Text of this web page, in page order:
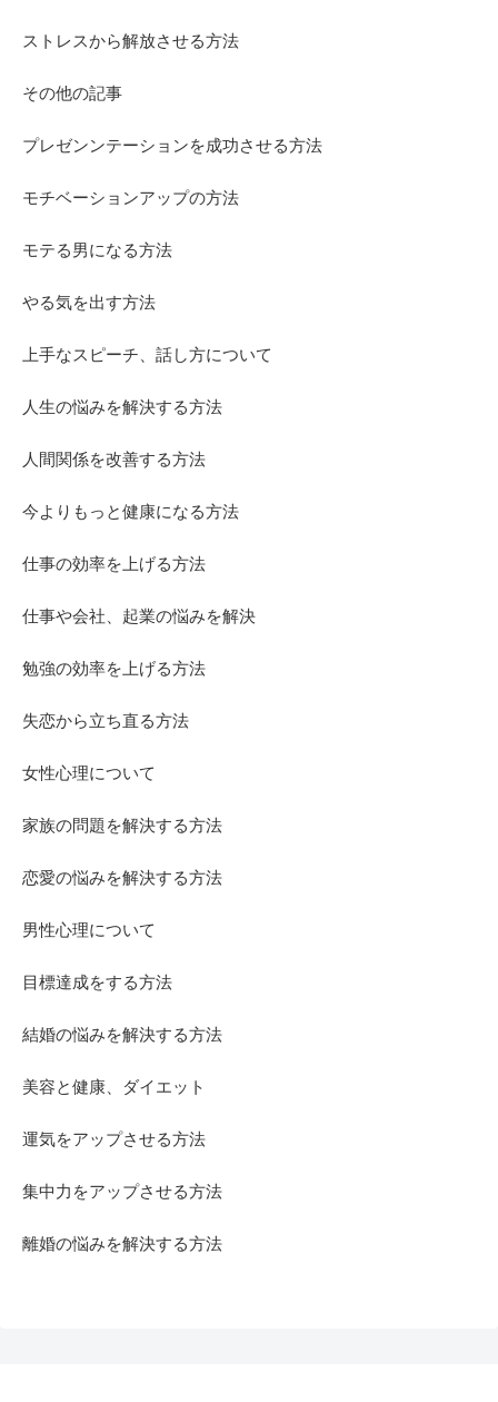
ストレスから解放させる方法
その他の記事
プレゼンンテーションを成功させる方法
モチベーションアップの方法
モテる男になる方法
やる気を出す方法
上手なスピーチ、話し方について
人生の悩みを解決する方法
人間関係を改善する方法
今よりもっと健康になる方法
仕事の効率を上げる方法
仕事や会社、起業の悩みを解決
勉強の効率を上げる方法
失恋から立ち直る方法
女性心理について
家族の問題を解決する方法
恋愛の悩みを解決する方法
男性心理について
目標達成をする方法
結婚の悩みを解決する方法
美容と健康、ダイエット
運気をアップさせる方法
集中力をアップさせる方法
離婚の悩みを解決する方法